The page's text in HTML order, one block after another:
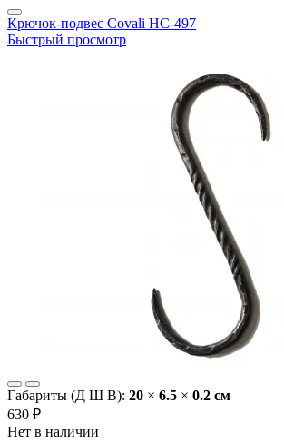
Крючок-подвес Covali HC-497
Быстрый просмотр
Габариты (Д Ш В): 20 × 6.5 × 0.2 cм
630 ₽
Нет в наличии